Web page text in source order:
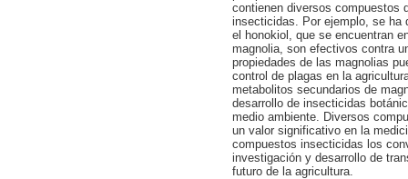
contienen diversos compuestos
insecticidas. Por ejemplo, se ha
el honokiol, que se encuentran
magnolia, son efectivos contra
propiedades de las magnolias
control de plagas en la
metabolitos secundarios de
desarrollo de insecticidas
medio ambiente. Diversos
un valor significativo en la
compuestos insecticidas los
investigación y desarrollo de
futuro de la agricultura.